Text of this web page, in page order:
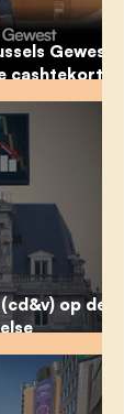
Gewest
cashtekort
vanaf april
op de